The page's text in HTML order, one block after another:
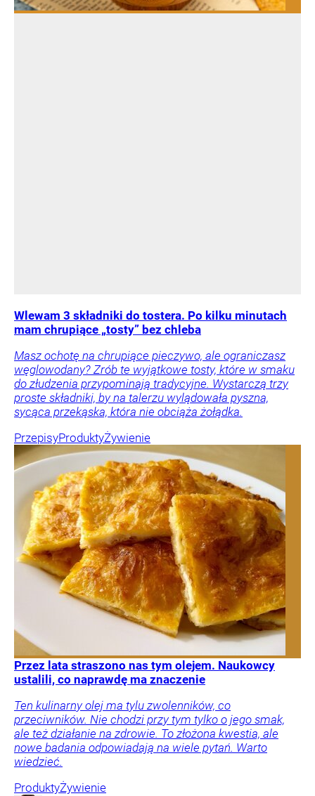
Wlewam 3 składniki do tostera. Po kilku minutach
mam chrupiące „tosty” bez chleba
Masz ochotę na chrupiące pieczywo, ale ograniczasz
węglowodany? Zrób te wyjątkowe tosty, które w smaku
do złudzenia przypominają tradycyjne. Wystarczą trzy
proste składniki, by na talerzu wylądowała pyszna,
sycąca przekąska, która nie obciąża żołądka.
PrzepisyProduktyŻywienie
Przez lata straszono nas tym olejem. Naukowcy
ustalili, co naprawdę ma znaczenie
Ten kulinarny olej ma tylu zwolenników, co
przeciwników. Nie chodzi przy tym tylko o jego smak,
ale też działanie na zdrowie. To złożona kwestia, ale
nowe badania odpowiadają na wiele pytań. Warto
wiedzieć.
ProduktyŻywienie